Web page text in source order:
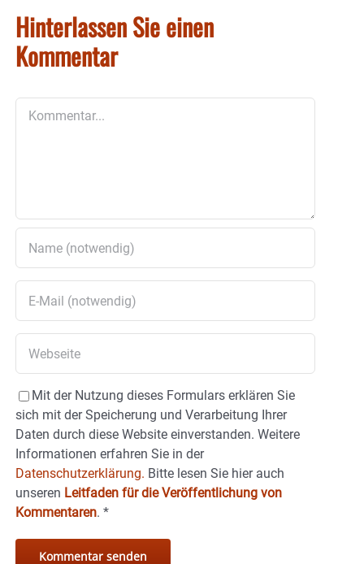
Hinterlassen Sie einen
Kommentar
Mit der Nutzung dieses Formulars erklären Sie
sich mit der Speicherung und Verarbeitung Ihrer
Daten durch diese Website einverstanden. Weitere
Informationen erfahren Sie in der
Datenschutzerklärung. Bitte lesen Sie hier auch
unseren Leitfaden für die Veröffentlichung von
Kommentaren. *